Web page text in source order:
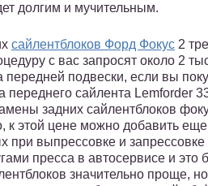
долгим и мучительным.
сайлентблоков Форд Фокус 2
с вас запросят около 2
передней подвески, если вы
переднего сайлента Lemforder
задних сайлентблоков
к этой цене можно добавить
при выпрессовке и
пресса в автосервисе и это
значительно проще,